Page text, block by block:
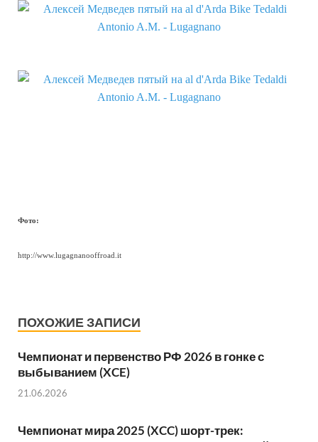
Фото:
http://www.lugagnanooffroad.it
ПОХОЖИЕ ЗАПИСИ
Чемпионат и первенство РФ 2026 в гонке с
выбыванием (XCE)
21.06.2026
Чемпионат мира 2025 (XCC) шорт-трек: